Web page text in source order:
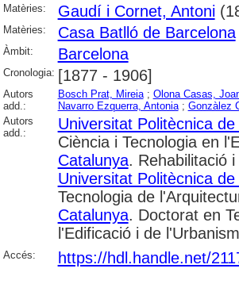
Matèries:
Gaudí i Cornet, Antoni
Matèries: Casa Batlló de Barcelona
Àmbit: Barcelona
Cronologia: [1877 - 1906]
Autors
add.:
Bosch Prat, Mireia; Olona Casas,
Navarro Ezquerra, Antonia; Gonzàlez
Autors
add.:
Universitat Politècnica
Ciència i Tecnologia en
Catalunya. Rehabilitació
Universitat Politècnica
Tecnologia de
Catalunya. Doctorat en
l'Edificació i de
Accés: https://hdl.handle.net/